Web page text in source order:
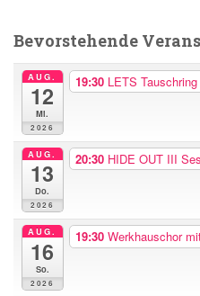
e
Bevorstehende
AUG.
12
Mi.
2026
19:30 LETS Tauschring
AUG.
13
Do.
2026
20:30 HIDE OUT III
AUG.
16
So.
2026
19:30 Werkhauschor